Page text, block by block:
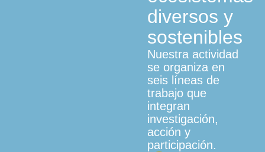
diversos y
sostenibles
Nuestra actividad
se organiza en
seis líneas de
trabajo que
integran
investigación,
acción y
participación.